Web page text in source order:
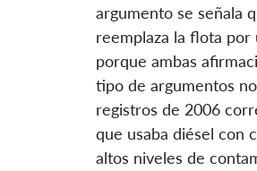
argumento se señala
reemplaza la flota por
porque ambas
tipo de argumentos
registros de 2006
que usaba diésel con
altos niveles de